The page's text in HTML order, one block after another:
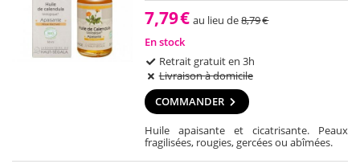
7,79€ au lieu de8,79€
En stock
Retrait gratuit en 3h
Livraison à domicile
COMMANDER
Huile apaisante et cicatrisante. Peaux
fragilisées, rougies, gercées ou abîmées.